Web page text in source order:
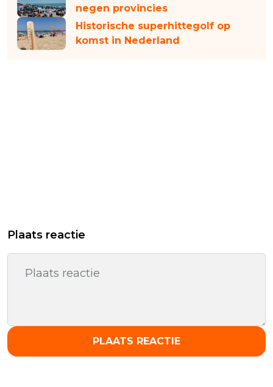
negen provincies
Historische superhittegolf op
komst in Nederland
Plaats reactie
PLAATS REACTIE